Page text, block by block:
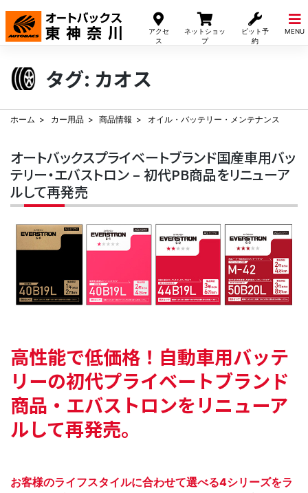
アクセ
ス
ネットショッ
プ
ピット予
約
MENU
Skip
content
タグ: カオス
ホーム カー用品 商品情報 オイル・バッテリー・メンテナンス
オートバックスプライベートブランド国産車用バッ
テリー・エバストロン – 初代PB商品をリニューア
ルして再発売
高性能で低価格！ 自動車用バッテ
リーの初代プライベートブランド
商品・ エバストロンをリニューア
ルして再発売。
お客様のライフスタイルに合わせて選べる4シリーズをラ